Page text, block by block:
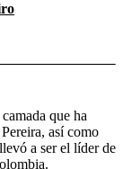
que ha
así como
a ser el líder de